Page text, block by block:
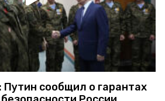
сообщил о гарантах